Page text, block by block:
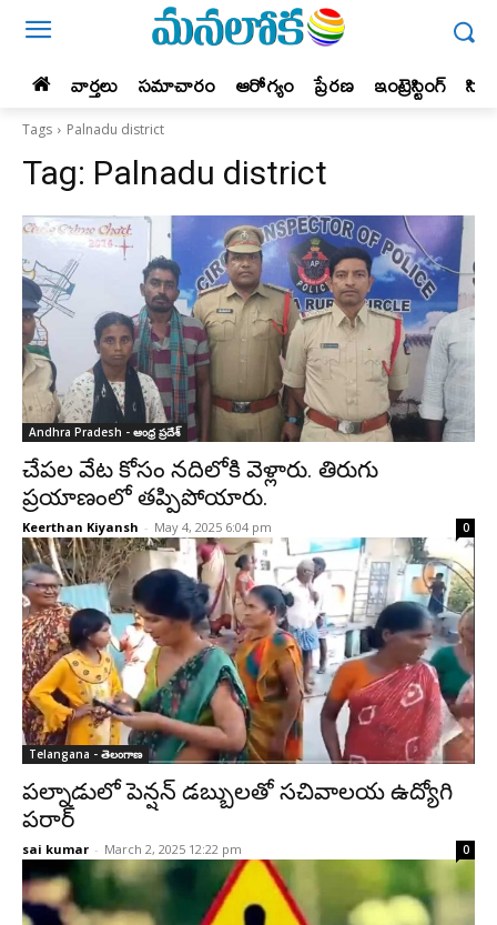
వార్తలు సమాచారం ఆరోగ్యం ప్రేర‌ణ‌ ఇంట్రెస్టింగ్‌
Tags Palnadu district
Tag: Palnadu district
Andhra Pradesh - ఆంధ్ర ప్రదేశ్‌
చేపల వేట కోసం నదిలోకి వెళ్లారు. తిరుగు
ప్రయాణంలో తప్పిపోయారు.
Keerthan Kiyansh - May 4, 2025 6:04 pm 0
Telangana - తెలంగాణ
పల్నాడులో పెన్షన్ డబ్బులతో సచివాలయ ఉద్యోగి
పరార్
sai kumar - March 2, 2025 12:22 pm 0